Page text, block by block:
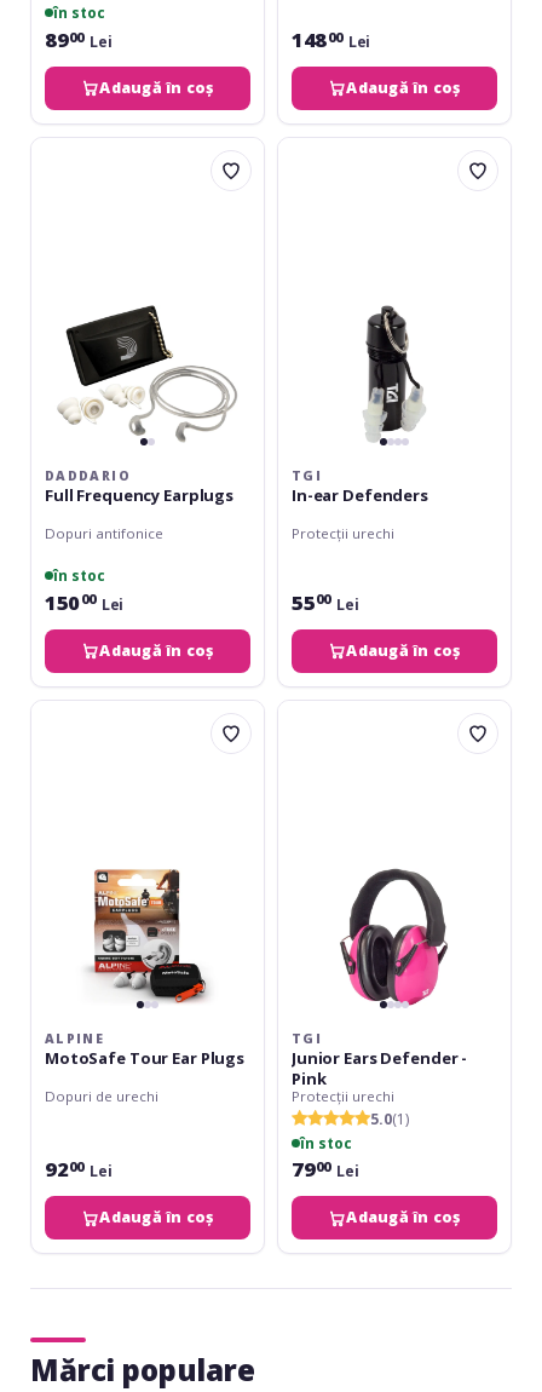
în stoc
8900 Lei
Adaugă în coș
14800 Lei
Adaugă în coș
Daddario
DADDARIO
Full Frequency Earplugs
Dopuri antifonice
în stoc
15000 Lei
Adaugă în coș
TGI
TGI
In-ear Defenders
Protecții urechi
5500 Lei
Adaugă în coș
Alpine
ALPINE
MotoSafe Tour Ear Plugs
Dopuri de urechi
9200 Lei
Adaugă în coș
TGI
TGI
Junior Ears Defender -
Pink
Protecții urechi
5.0(1)
în stoc
7900 Lei
Adaugă în coș
Mărci populare